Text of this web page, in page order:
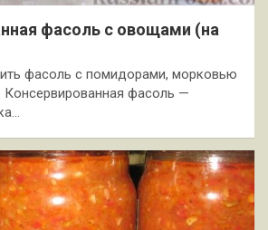
фасоль с овощами (на
фасоль с помидорами, морковью
Консервированная фасоль —